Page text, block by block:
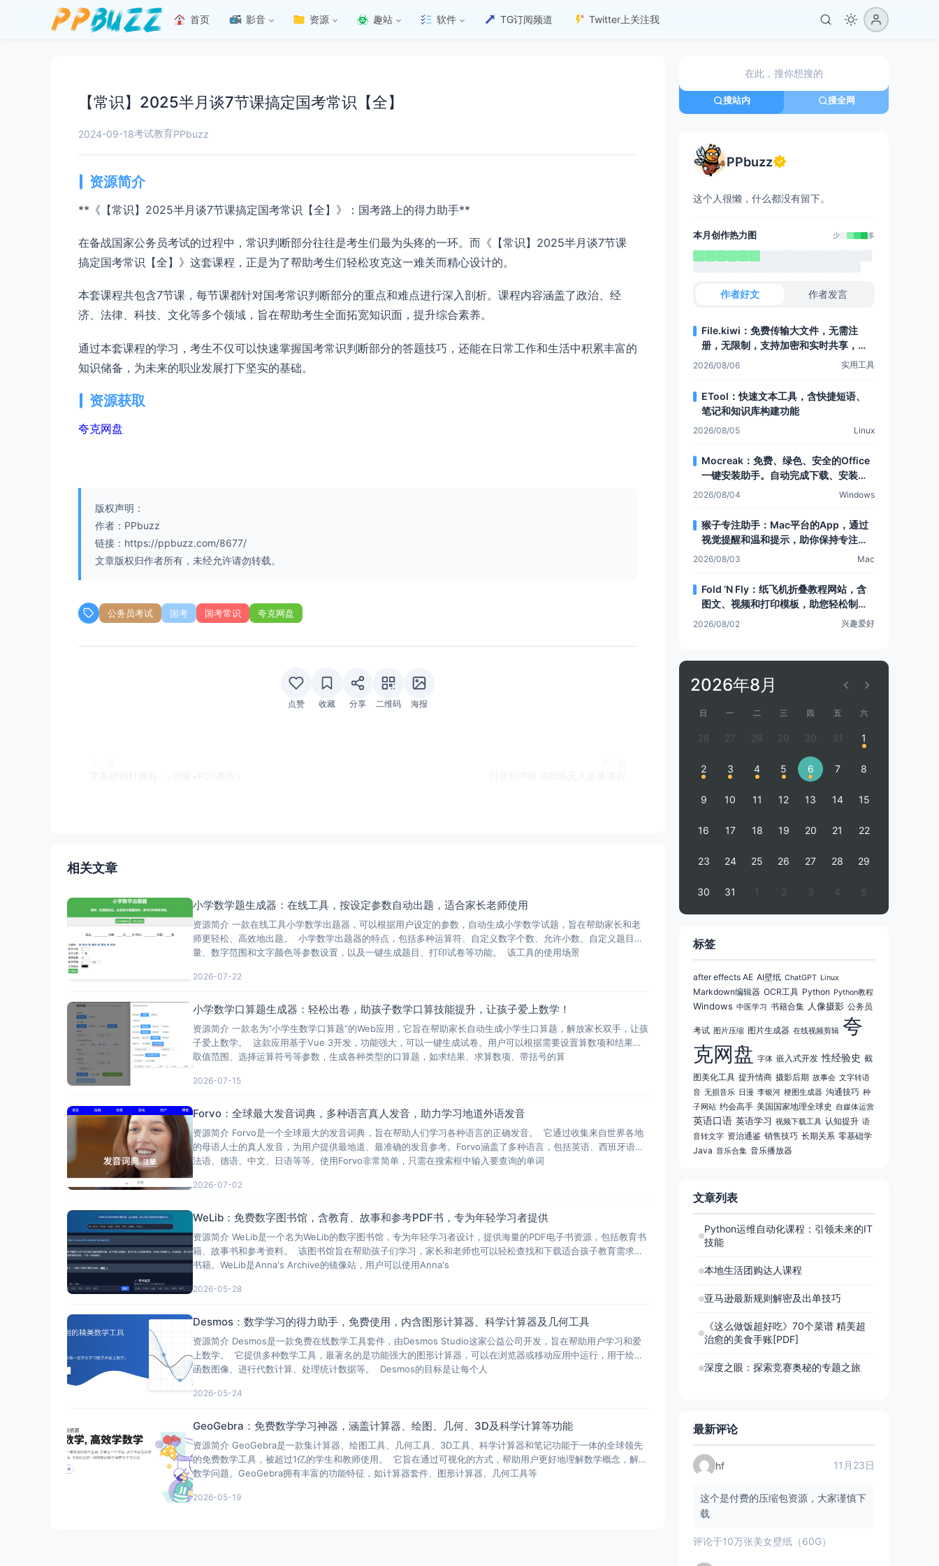
首页 影音 资源 趣站 软件 TG订阅频道 Twitter上关注我
【常识】2025半月谈7节课搞定国考常识【全】
2024-09-18考试教育PPbuzz
资源简介
**《【常识】2025半月谈7节课搞定国考常识【全】》：国考路上的得力助手**
在备战国家公务员考试的过程中，常识判断部分往往是考生们最为头疼的一环。而《【常识】2025半月谈7节课
搞定国考常识【全】》这套课程，正是为了帮助考生们轻松攻克这一难关而精心设计的。
本套课程共包含7节课，每节课都针对国考常识判断部分的重点和难点进行深入剖析。课程内容涵盖了政治、经
济、法律、科技、文化等多个领域，旨在帮助考生全面拓宽知识面，提升综合素养。
通过本套课程的学习，考生不仅可以快速掌握国考常识判断部分的答题技巧，还能在日常工作和生活中积累丰富的
知识储备，为未来的职业发展打下坚实的基础。
资源获取
夸克网盘
版权声明：
作者：PPbuzz
链接：https://ppbuzz.com/8677/
文章版权归作者所有，未经允许请勿转载。
公务员考试 国考 国考常识 夸克网盘
点赞 收藏 分享 二维码 海报
相关文章
小学数学题生成器：在线工具，按设定参数自动出题，适合家长老师使用
资源简介 一款在线工具小学数学出题器，可以根据用户设定的参数，自动生成小学数学试题，旨在帮助家长和老
师更轻松、高效地出题。 小学数学出题器的特点，包括多种运算符、自定义数字个数、允许小数、自定义题目数
量、数字范围和文字颜色等参数设置，以及一键生成题目、打印试卷等功能。 该工具的使用场景
2026-07-22
小学数学口算题生成器：轻松出卷，助孩子数学口算技能提升，让孩子爱上数学！
资源简介 一款名为“小学生数学口算题”的Web应用，它旨在帮助家长自动生成小学生口算题，解放家长双手，让孩
子爱上数学。 这款应用基于Vue 3开发，功能强大，可以一键生成试卷。用户可以根据需要设置算数项和结果的
取值范围、选择运算符号等参数，生成各种类型的口算题，如求结果、求算数项、带括号的算
2026-07-15
Forvo：全球最大发音词典，多种语言真人发音，助力学习地道外语发音
资源简介 Forvo是一个全球最大的发音词典，旨在帮助人们学习各种语言的正确发音。 它通过收集来自世界各地
的母语人士的真人发音，为用户提供最地道、最准确的发音参考。Forvo涵盖了多种语言，包括英语、西班牙语、
法语、德语、中文、日语等等。使用Forvo非常简单，只需在搜索框中输入要查询的单词
2026-07-02
WeLib：免费数字图书馆，含教育、故事和参考PDF书，专为年轻学习者提供
资源简介 WeLib是一个名为WeLib的数字图书馆，专为年轻学习者设计，提供海量的PDF电子书资源，包括教育书
籍、故事书和参考资料。 该图书馆旨在帮助孩子们学习，家长和老师也可以轻松查找和下载适合孩子教育需求的
书籍。WeLib是Anna's Archive的镜像站，用户可以使用Anna's
2026-05-28
Desmos：数学学习的得力助手，免费使用，内含图形计算器、科学计算器及几何工具
资源简介 Desmos是一款免费在线数学工具套件，由Desmos Studio这家公益公司开发，旨在帮助用户学习和爱
上数学。 它提供多种数学工具，最著名的是功能强大的图形计算器，可以在浏览器或移动应用中运行，用于绘制
函数图像、进行代数计算、处理统计数据等。 Desmos的目标是让每个人
2026-05-24
GeoGebra：免费数学学习神器，涵盖计算器、绘图、几何、3D及科学计算等功能
资源简介 GeoGebra是一款集计算器、绘图工具、几何工具、3D工具、科学计算器和笔记功能于一体的全球领先
的免费数学工具，被超过1亿的学生和教师使用。 它旨在通过可视化的方式，帮助用户更好地理解数学概念，解决
数学问题。GeoGebra拥有丰富的功能特征，如计算器套件、图形计算器、几何工具等
2026-05-19
搜站内 搜全网
PPbuzz
这个人很懒，什么都没有留下。
本月创作热力图 少 多
作者好文 作者发言
File.kiwi：免费传输大文件，无需注
册，无限制，支持加密和实时共享，还
有Web文件夹功能
2026/08/06 实用工具
ETool：快速文本工具，含快捷短语、
笔记和知识库构建功能
2026/08/05 Linux
Mocreak：免费、绿色、安全的Office
一键安装助手。自动完成下载、安装和
部署，让Office安装更简单，支持多种
2026/08/04 Windows
猴子专注助手：Mac平台的App，通过
视觉提醒和温和提示，助你保持专注，
提升注意力
2026/08/03 Mac
Fold ‘N Fly：纸飞机折叠教程网站，含
图文、视频和打印模板，助您轻松制作
各类纸飞机
2026/08/02 兴趣爱好
2026年8月
日 一 二 三 四 五 六
26 27 28 29 30 31 1
2 3 4 5 6 7 8
9 10 11 12 13 14 15
16 17 18 19 20 21 22
23 24 25 26 27 28 29
30 31 1 2 3 4 5
标签
after effects AE AI壁纸 ChatGPT Linux
Markdown编辑器 OCR工具 Python Python教程
Windows 中医学习 书籍合集 人像摄影 公务员
考试 图片压缩 图片生成器 在线视频剪辑 夸
克网盘 字体 嵌入式开发 性经验史 截
图美化工具 提升情商 摄影后期 故事会 文字转语
音 无损音乐 日漫 李银河 梗图生成器 沟通技巧 种
子网站 约会高手 美国国家地理全球史 自媒体运营
英语口语 英语学习 视频下载工具 认知提升 语
音转文字 资治通鉴 销售技巧 长期关系 零基础学
Java 音乐合集 音乐播放器
文章列表
Python运维自动化课程：引领未来的IT
技能
本地生活团购达人课程
亚马逊最新规则解密及出单技巧
《这么做饭超好吃》70个菜谱 精美超
治愈的美食手账[PDF]
深度之眼：探索竞赛奥秘的专题之旅
最新评论
hf 11月23日
这个是付费的压缩包资源，大家谨慎下
载
评论于10万张美女壁纸（60G）